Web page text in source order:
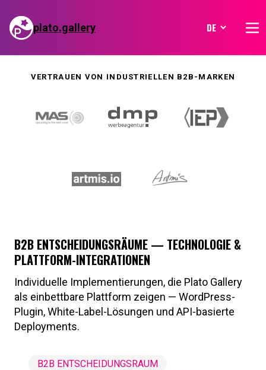
to
content
plato.gallery
HOME
FEATURES
VERTRAUEN VON INDUSTRIELLEN B2B-MARKEN
B2B ENTSCHEIDUNGSRÄUME — TECHNOLOGIE &
PLATTFORM-INTEGRATIONEN
Individuelle Implementierungen, die Plato Gallery
als einbettbare Plattform zeigen — WordPress-
Plugin, White-Label-Lösungen und API-basierte
Deployments.
B2B ENTSCHEIDUNGSRAUM